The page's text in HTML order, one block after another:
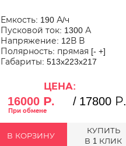
Емкость: 190 А/ч
Пусковой ток: 1300 А
Напряжение: 12В В
Полярность: прямая [- +]
Габариты: 513x223x217
ЦЕНА:
16000 Р. / 17800 Р.
В КОРЗИНУ
КУПИТЬ
В 1 КЛИК